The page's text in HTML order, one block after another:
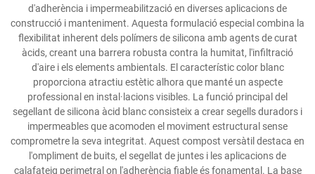
d'adherència i impermeabilització en diverses aplicacions de
construcció i manteniment. Aquesta formulació especial combina la
flexibilitat inherent dels polímers de silicona amb agents de curat
àcids, creant una barrera robusta contra la humitat, l'infiltració
d'aire i els elements ambientals. El característic color blanc
proporciona atractiu estètic alhora que manté un aspecte
professional en instal·lacions visibles. La funció principal del
segellant de silicona àcid blanc consisteix a crear segells duradors i
impermeables que acomoden el moviment estructural sense
comprometre la seva integritat. Aquest compost versàtil destaca en
l'ompliment de buits, el segellat de juntes i les aplicacions de
calafateig perimetral on l'adherència fiable és fonamental. La base